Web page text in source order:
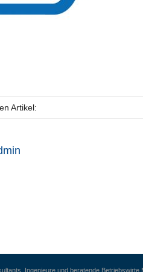
Artikel:
Ingenieure und beratende Betriebswirte